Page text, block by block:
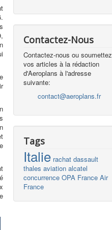
Contactez-Nous
Contactez-nous ou soumettez
vos articles à la rédaction
d'Aeroplans à l'adresse
suivante:
contact@aeroplans.fr
Tags
Italie rachat dassault
thales aviation alcatel
concurrence OPA France Air
France